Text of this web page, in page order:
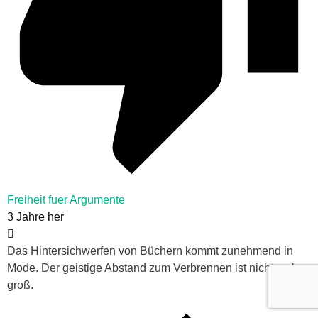
Freiheit fuer Argumente
3 Jahre her
Das Hintersichwerfen von Büchern kommt zunehmend in
Mode. Der geistige Abstand zum Verbrennen ist nicht mehr
groß.